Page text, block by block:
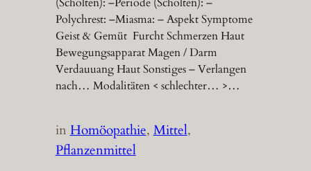
Polychrest: –Miasma: – Aspekt Symptome
Geist & Gemüt Furcht Schmerzen Haut
Bewegungsapparat Magen / Darm
Verdauuang Haut Sonstiges – Verlangen
nach… Modalitäten < schlechter… >…
inHomöopathie, Mittel
Pflanzenmittel